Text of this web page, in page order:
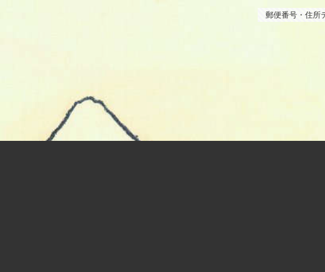
郵便番号・住所